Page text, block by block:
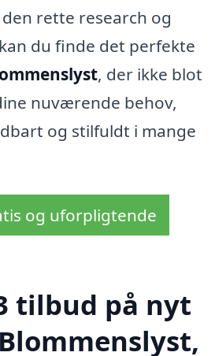
rette research og
du finde det perfekte
, der ikke blot
nuværende behov,
og stilfuldt i mange
og uforpligtende
tilbud på nyt